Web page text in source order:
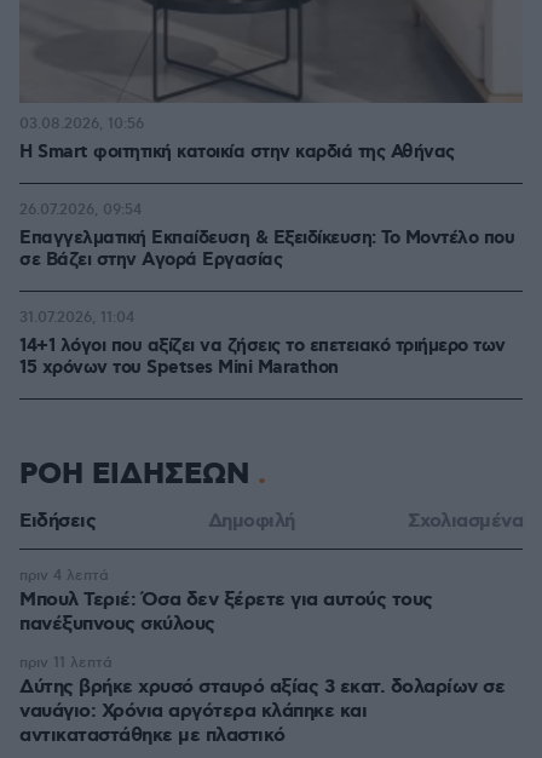
Η Smart φοιτητική κατοικία στην καρδιά της Αθήνας
03.08.2026, 10:56
Επαγγελματική Εκπαίδευση & Εξειδίκευση: Το Mοντέλο που
σε Bάζει στην Aγορά Eργασίας
26.07.2026, 09:54
14+1 λόγοι που αξίζει να ζήσεις το επετειακό τριήμερο των
15 χρόνων του Spetses Mini Marathon
31.07.2026, 11:04
ΡΟΗ ΕΙΔΗΣΕΩΝ
Ειδήσεις Δημοφιλή Σχολιασμένα
Μπουλ Τεριέ: Όσα δεν ξέρετε για αυτούς τους
πανέξυπνους σκύλους
πριν 4 λεπτά
Δύτης βρήκε χρυσό σταυρό αξίας 3 εκατ. δολαρίων σε
ναυάγιο: Χρόνια αργότερα κλάπηκε και
αντικαταστάθηκε με πλαστικό
πριν 11 λεπτά